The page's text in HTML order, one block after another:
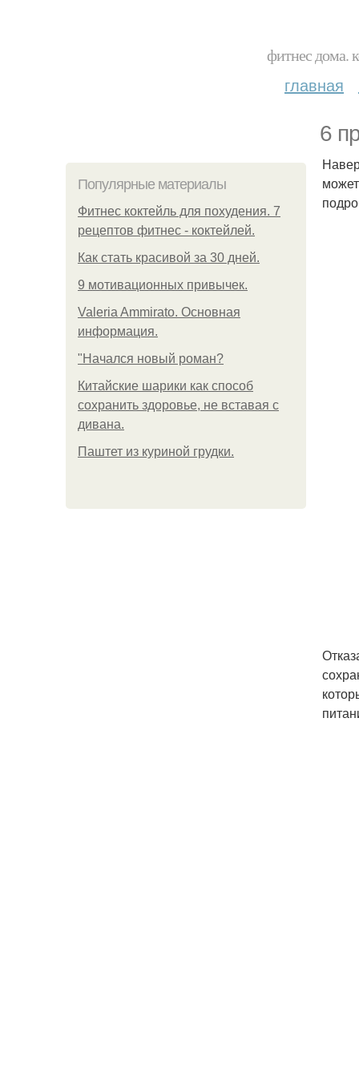
фитнес дома.
главная
6
Популярные материалы
Фитнес коктейль для похудения. 7
рецептов фитнес - коктейлей.
Как стать красивой за 30 дней.
9 мотивационных привычек.
Valeria Ammirato. Основная
информация.
"Начался новый роман?
Китайские шарики как способ
сохранить здоровье, не вставая с
дивана.
Паштет из куриной грудки.